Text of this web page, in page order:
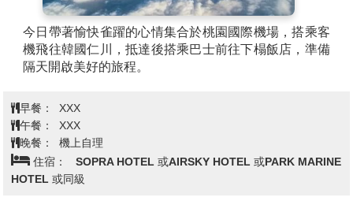
今日帶著愉快雀躍的心情集合於桃園國際機場，搭乘客
機飛往韓國仁川，抵達後搭乘巴士前往下榻飯店，準備
隔天開啟美好的旅程。
早餐：
XXX
午餐：
XXX
晚餐：
機上自理
住宿：
SOPRA HOTEL 或AIRSKY HOTEL 或PARK MARINE
HOTEL 或同級